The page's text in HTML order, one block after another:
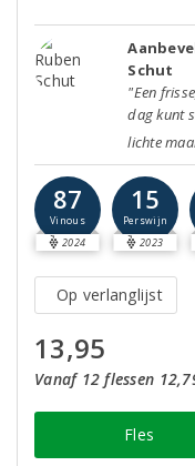
Schut
"Een
dag kunt
lichte
87
Vinous
2024
15
Perswijn
2023
Op verlanglijst
13,95
Vanaf 12 flessen
Fles